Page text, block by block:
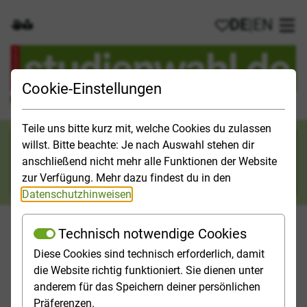
Cookie-Einstellungen
Teile uns bitte kurz mit, welche Cookies du zulassen
willst. Bitte beachte: Je nach Auswahl stehen dir
anschließend nicht mehr alle Funktionen der Website
zur Verfügung. Mehr dazu findest du in den
Datenschutzhinweisen
Technisch notwendige Cookies
Diese Cookies sind technisch erforderlich, damit
die Website richtig funktioniert. Sie dienen unter
anderem für das Speichern deiner persönlichen
Präferenzen.
Gebärdensprache
Leichte Sprache
Meine
DE EN
Suchkategorie
Orientieren Studieninfos Studienfelder
StartseiteStudienfelder